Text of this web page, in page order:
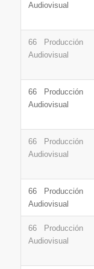
Audiovisual
66 Producción
Audiovisual
66 Producción
Audiovisual
66 Producción
Audiovisual
66 Producción
Audiovisual
66 Producción
Audiovisual